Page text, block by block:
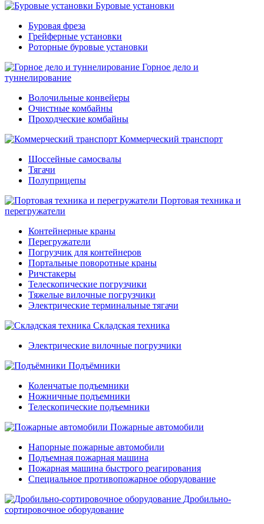
Буровые установки
Буровая фреза
Грейферные установки
Роторные буровые установки
Горное дело и
туннелирование
Волочильные конвейеры
Очистные комбайны
Проходческие комбайны
Коммерческий транспорт
Шоссейные самосвалы
Тягачи
Полуприцепы
Портовая техника и
перегружатели
Контейнерные краны
Перегружатели
Погрузчик для контейнеров
Портальные поворотные краны
Ричстакеры
Телескопические погрузчики
Тяжелые вилочные погрузчики
Электрические терминальные тягачи
Складская техника
Электрические вилочные погрузчики
Подъёмники
Коленчатые подъемники
Ножничные подъемники
Телескопические подъемники
Пожарные автомобили
Напорные пожарные автомобили
Подъемная пожарная машина
Пожарная машина быстрого реагирования
Специальное противопожарное оборудование
Дробильно-
сортировочное оборудование